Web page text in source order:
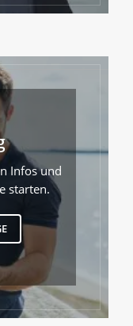
Infos und
starten.